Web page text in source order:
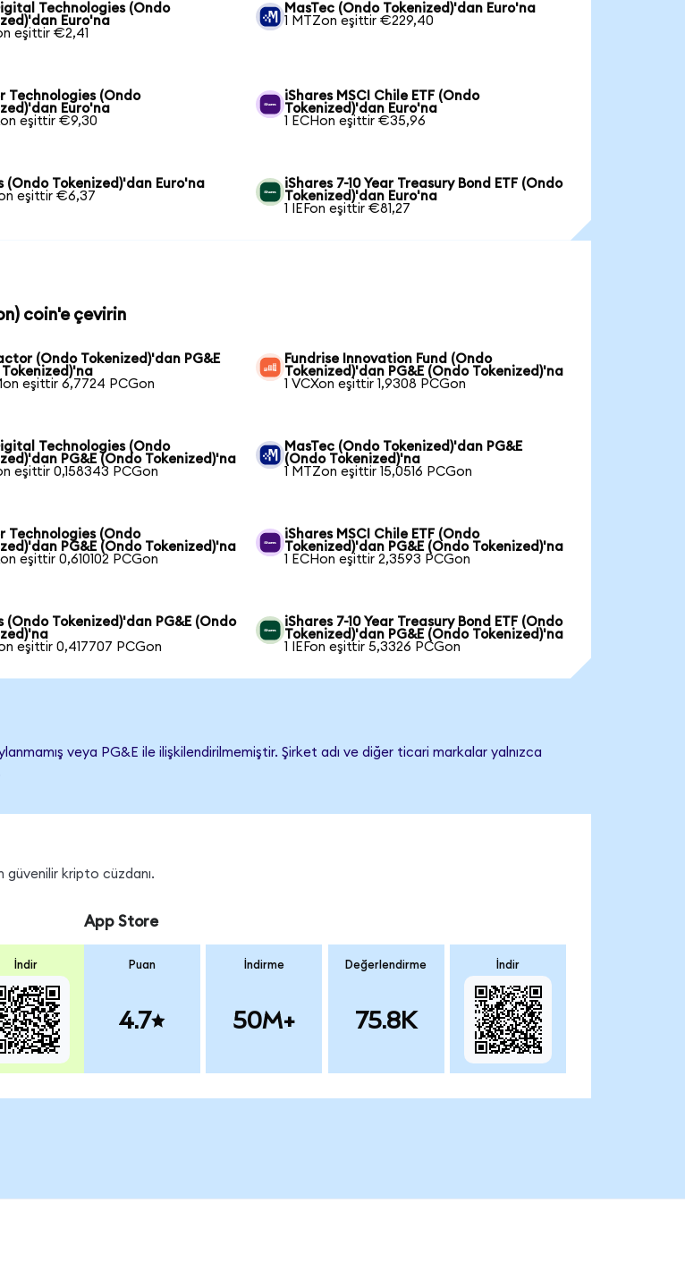
Technologies (Ondo
Euro'na
eşittir €2,41
MasTec (Ondo Tokenized)'dan Euro'na
1 MTZon eşittir €229,40
Technologies (Ondo
Euro'na
eşittir €9,30
iShares MSCI Chile ETF (Ondo
Tokenized)'dan Euro'na
1 ECHon eşittir €35,96
(Ondo Tokenized)'dan Euro'na
eşittir €6,37
iShares 7-10 Year Treasury Bond ETF (Ondo
Tokenized)'dan Euro'na
1 IEFon eşittir €81,27
coin'e çevirin
(Ondo Tokenized)'dan PG&E
eşittir 6,7724 PCGon
Fundrise Innovation Fund (Ondo
Tokenized)'dan PG&E (Ondo Tokenized)'na
1 VCXon eşittir 1,9308 PCGon
Technologies (Ondo
PG&E (Ondo Tokenized)'na
eşittir 0,158343 PCGon
MasTec (Ondo Tokenized)'dan PG&E
(Ondo Tokenized)'na
1 MTZon eşittir 15,0516 PCGon
Technologies (Ondo
PG&E (Ondo Tokenized)'na
eşittir 0,610102 PCGon
iShares MSCI Chile ETF (Ondo
Tokenized)'dan PG&E (Ondo Tokenized)'na
1 ECHon eşittir 2,3593 PCGon
(Ondo Tokenized)'dan PG&E (Ondo
eşittir 0,417707 PCGon
iShares 7-10 Year Treasury Bond ETF (Ondo
Tokenized)'dan PG&E (Ondo Tokenized)'na
1 IEFon eşittir 5,3326 PCGon
veya PG&E ile ilişkilendirilmemiştir. Şirket adı ve diğer ticari markalar yalnızca
güvenilir kripto cüzdanı.
İndir
App Store
Puan
4.7
İndirme
50M+
Değerlendirme
75.8K
İndir